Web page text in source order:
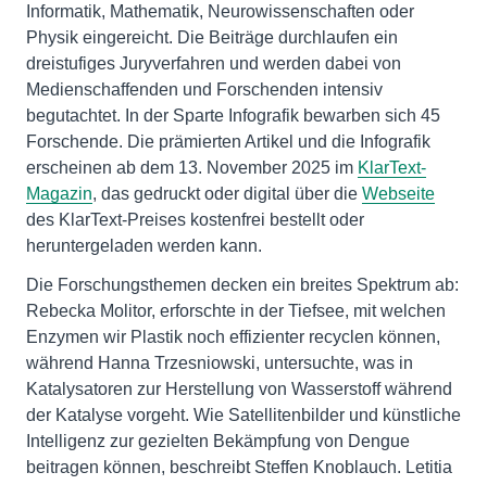
Informatik, Mathematik, Neuro­wissenschaften oder
Physik eingereicht. Die Beiträge durchlaufen ein
dreistufiges Juryverfahren und werden dabei von
Medienschaffenden und Forschenden intensiv
begutachtet. In der Sparte Infografik bewarben sich 45
Forschende. Die prämierten Artikel und die Infografik
erscheinen ab dem 13. November 2025 im KlarText-
Magazin, das gedruckt oder digital über die Webseite
des KlarText-Preises kostenfrei bestellt oder
heruntergeladen werden kann.
Die Forschungsthemen decken ein breites Spektrum ab:
Rebecka Molitor, erforschte in der Tiefsee, mit welchen
Enzymen wir Plastik noch effizienter recyclen können,
während Hanna Trzesniowski, untersuchte, was in
Katalysatoren zur Herstellung von Wasserstoff während
der Katalyse vorgeht. Wie Satellitenbilder und künstliche
Intelligenz zur gezielten Bekämpfung von Dengue
beitragen können, beschreibt Steffen Knoblauch. Letitia